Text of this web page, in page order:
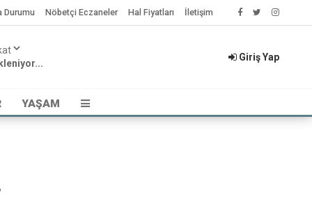
Durumu Nöbetçi Eczaneler Hal Fiyatları İletişim
Giriş Yap
YAŞAM